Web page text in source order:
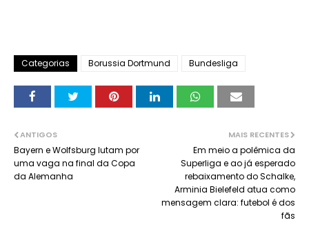
Categorias Borussia Dortmund Bundesliga
MAIS RECENTES
Em meio a polêmica da
Superliga e ao já esperado
rebaixamento do Schalke,
Arminia Bielefeld atua como
mensagem clara: futebol é dos
fãs
ANTIGOS
Bayern e Wolfsburg lutam por
uma vaga na final da Copa
da Alemanha